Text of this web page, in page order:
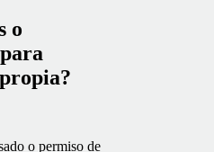
o
o permiso de